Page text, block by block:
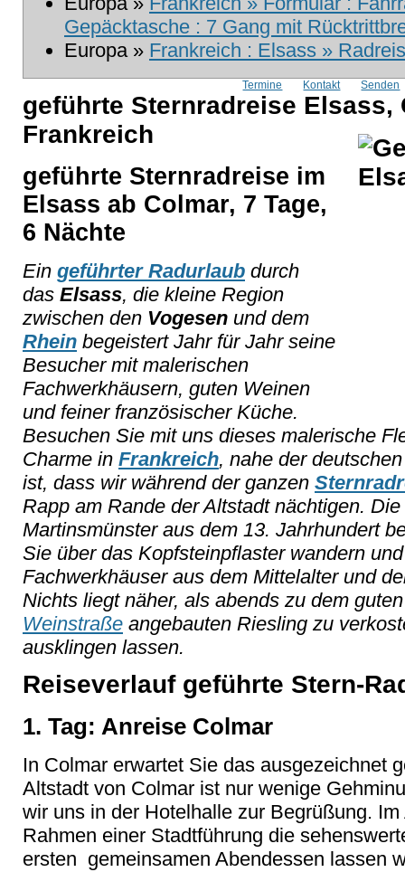
Gepäcktasche : 7 Gang mit
Europa » Frankreich : Elsass »
Termine Kontakt Senden
geführte Sternradreise Elsass,
Frankreich
geführte Sternradreise im
Elsass ab Colmar, 7 Tage,
6 Nächte
Ein geführter Radurlaub durch
das Elsass, die kleine Region
zwischen den Vogesen und dem
Rhein begeistert Jahr für Jahr seine
Besucher mit malerischen
Fachwerkhäusern, guten Weinen
und feiner französischer Küche.
Besuchen Sie mit uns dieses malerische
Charme in Frankreich, nahe der
ist, dass wir während der ganzen
Rapp am Rande der Altstadt nächtigen.
Martinsmünster aus dem 13. Jahrhundert
Sie über das Kopfsteinpflaster wandern
Fachwerkhäuser aus dem Mittelalter und
Nichts liegt näher, als abends zu dem
Weinstraße angebauten Riesling zu
ausklingen lassen.
Reiseverlauf geführte Stern-
1. Tag: Anreise Colmar
In Colmar erwartet Sie das ausgezeichnet
Altstadt von Colmar ist nur wenige
wir uns in der Hotelhalle zur Begrüßung.
Rahmen einer Stadtführung die
ersten gemeinsamen Abendessen lassen